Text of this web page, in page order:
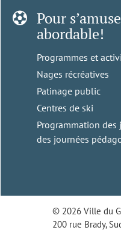
Pour
abordable!
Programmes et
Nages récréatives
Patinage public
Centres de ski
Programmation des
des journées
© 2026 Ville du
200 rue Brady,